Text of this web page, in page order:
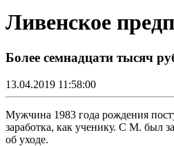
Ливенское
Более семнадцати тысяч
13.04.2019 11:58:00
Мужчина 1983 года рождения
заработка, как ученику. С М. был
об уходе.